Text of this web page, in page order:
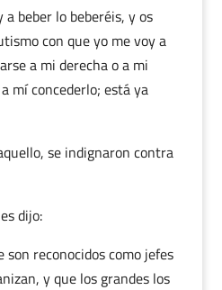
beber lo beberéis, y os
con que yo me voy a
a mi derecha o a mi
mí concederlo; está ya
se indignaron contra
dijo:
son reconocidos como jefes
y que los grandes los